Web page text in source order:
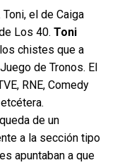
el de Caiga
Los 40. Toni
chistes que a
de Tronos. El
RNE, Comedy
de un
a la sección tipo
apuntaban a que